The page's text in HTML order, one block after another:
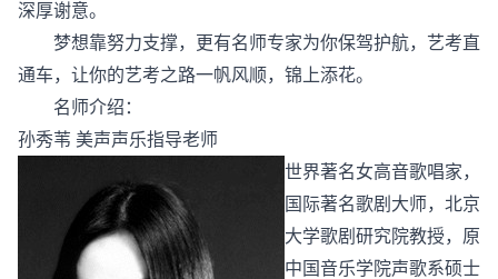
深厚谢意。
梦想靠努力支撑，更有名师专家为你保驾护航，艺考直
通车，让你的艺考之路一帆风顺，锦上添花。
名师介绍：
孙秀苇 美声声乐指导老师
世界著名女高音歌唱家，
国际著名歌剧大师，北京
大学歌剧研究院教授，原
中国音乐学院声歌系硕士